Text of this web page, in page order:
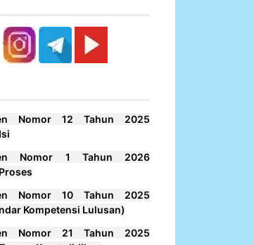
Nomor 12 Tahun 2025
Nomor 1 Tahun 2026
Nomor 10 Tahun 2025
Kompetensi Lulusan)
Nomor 21 Tahun 2025